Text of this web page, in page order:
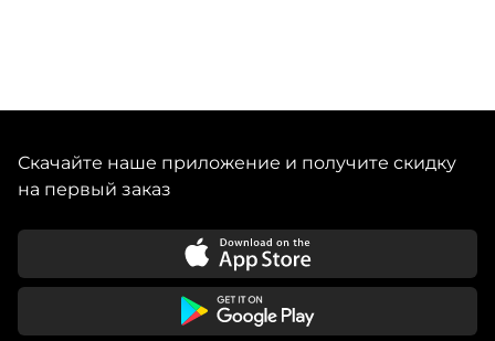
Скачайте наше приложение и получите скидку
на первый заказ